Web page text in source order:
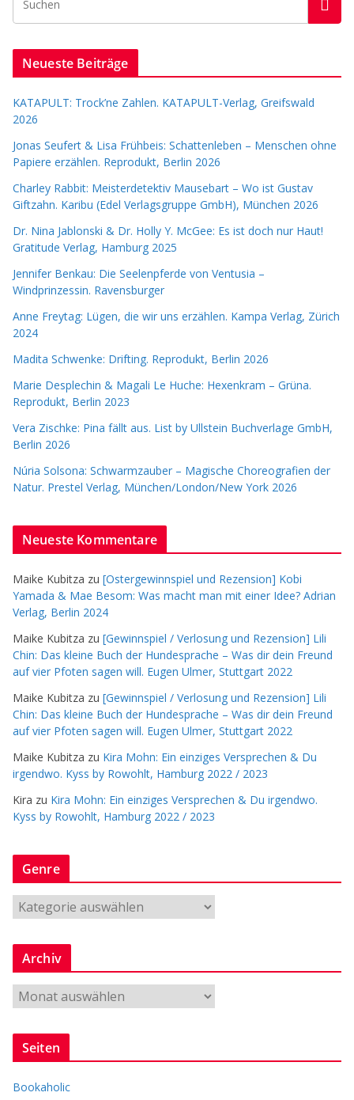
Neueste Beiträge
KATAPULT: Trock’ne Zahlen. KATAPULT-Verlag, Greifswald
2026
Jonas Seufert & Lisa Frühbeis: Schattenleben – Menschen ohne
Papiere erzählen. Reprodukt, Berlin 2026
Charley Rabbit: Meisterdetektiv Mausebart – Wo ist Gustav
Giftzahn. Karibu (Edel Verlagsgruppe GmbH), München 2026
Dr. Nina Jablonski & Dr. Holly Y. McGee: Es ist doch nur Haut!
Gratitude Verlag, Hamburg 2025
Jennifer Benkau: Die Seelenpferde von Ventusia –
Windprinzessin. Ravensburger
Anne Freytag: Lügen, die wir uns erzählen. Kampa Verlag, Zürich
2024
Madita Schwenke: Drifting. Reprodukt, Berlin 2026
Marie Desplechin & Magali Le Huche: Hexenkram – Grüna.
Reprodukt, Berlin 2023
Vera Zischke: Pina fällt aus. List by Ullstein Buchverlage GmbH,
Berlin 2026
Núria Solsona: Schwarmzauber – Magische Choreografien der
Natur. Prestel Verlag, München/London/New York 2026
Neueste Kommentare
Maike Kubitza zu [Ostergewinnspiel und Rezension] Kobi
Yamada & Mae Besom: Was macht man mit einer Idee? Adrian
Verlag, Berlin 2024
Maike Kubitza zu [Gewinnspiel / Verlosung und Rezension] Lili
Chin: Das kleine Buch der Hundesprache – Was dir dein Freund
auf vier Pfoten sagen will. Eugen Ulmer, Stuttgart 2022
Maike Kubitza zu [Gewinnspiel / Verlosung und Rezension] Lili
Chin: Das kleine Buch der Hundesprache – Was dir dein Freund
auf vier Pfoten sagen will. Eugen Ulmer, Stuttgart 2022
Maike Kubitza zu Kira Mohn: Ein einziges Versprechen & Du
irgendwo. Kyss by Rowohlt, Hamburg 2022 / 2023
Kira zu Kira Mohn: Ein einziges Versprechen & Du irgendwo.
Kyss by Rowohlt, Hamburg 2022 / 2023
Genre
G
e
n
e
Archiv
r
c
v
Seiten
Bookaholic